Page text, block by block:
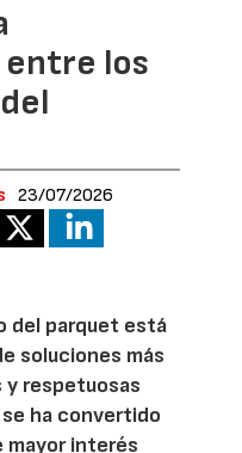
los
23/07/2026
del parquet está
soluciones más
respetuosas
se ha convertido
mayor interés